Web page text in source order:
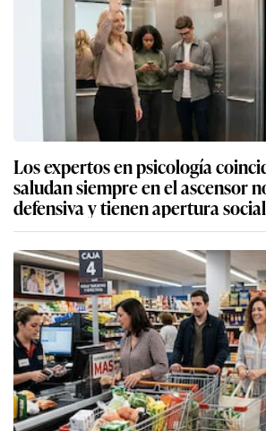
Los expertos en psicología
saludan siempre en el ascensor
defensiva y tienen apertura social